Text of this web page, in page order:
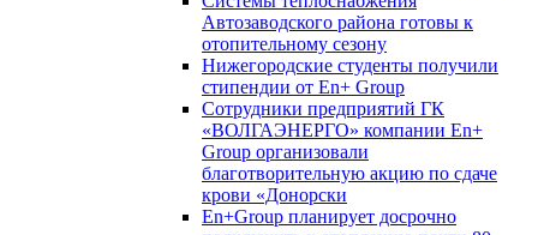
Автозаводского района готовы к
отопительному сезону
Нижегородские студенты получили
стипендии от En+ Group
Сотрудники предприятий ГК
«ВОЛГАЭНЕРГО» компании En+
Group организовали
благотворительную акцию по сдаче
крови «Донорски
En+Group планирует досрочно